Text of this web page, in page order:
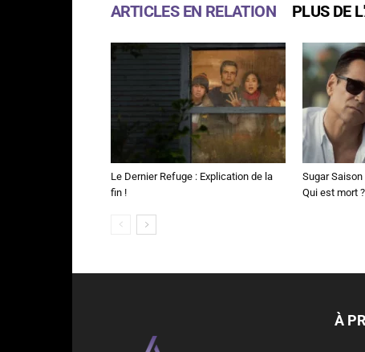
ARTICLES EN RELATION PLUS DE
Le Dernier Refuge : Explication de la
fin !
Sugar Saison
Qui est mort ?
À